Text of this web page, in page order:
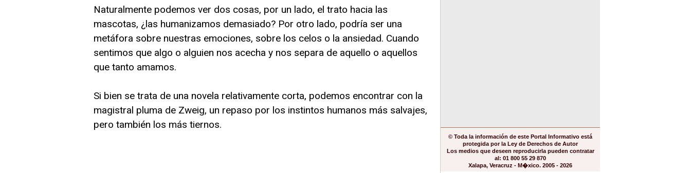
Naturalmente podemos ver dos cosas, por un lado, el trato hacia las
mascotas, ¿las humanizamos demasiado? Por otro lado, podría ser una
metáfora sobre nuestras emociones, sobre los celos o la ansiedad. Cuando
sentimos que algo o alguien nos acecha y nos separa de aquello o aquellos
que tanto amamos.
Si bien se trata de una novela relativamente corta, podemos encontrar con la
magistral pluma de Zweig, un repaso por los instintos humanos más salvajes,
pero también los más tiernos.
© Toda la información de este Portal Informativo está
protegida por la Ley de Derechos de Autor
Los medios que deseen reproducirla pueden contratar
al: 01 800 55 29 870
Xalapa, Veracruz - M�xico. 2005 - 2026